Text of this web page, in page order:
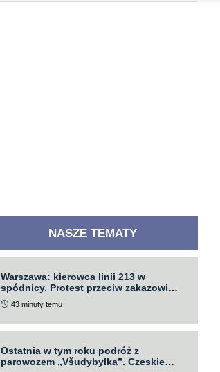
NASZE TEMATY
Warszawa: kierowca linii 213 w
spódnicy. Protest przeciw zakazowi
krótkich spodni
43 minuty temu
Ostatnia w tym roku podróż z
parowozem „Všudybylka”. Czeskie